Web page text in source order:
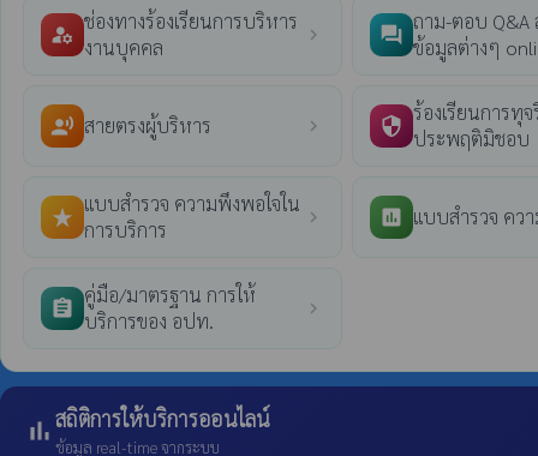
manage_accounts
ช่องทางร้องเรียนการบริหาร
งานบุคคล
chevron_right question_answer
ถาม-ตอบ Q&A
ข้อมูลต่างๆ
record_voice_over สายตรงผู้บริหาร chevron_right security
ร้องเรียนการทุ
ประพฤติมิชอบ
star_rate
แบบสำรวจ ความพึงพอใจใน
การบริการ
chevron_right poll แบบสำรวจ คว
assignment
คู่มือ/มาตรฐาน การให้
บริการของ อปท.
chevron_right
bar_chart สถิติการให้บริการออนไลน์
ข้อมูล real-time จากระบบ